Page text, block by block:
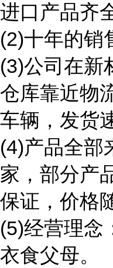
进口产品齐
(2)十年的销
(3)公司在新
仓库靠近物
车辆，发货
(4)产品全部
家，部分产
保证，价格
(5)经营理念
衣食父母。